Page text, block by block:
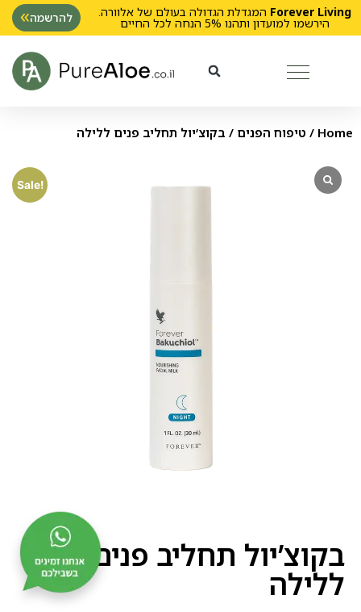
Forever Living המגדלת הגדולה בעולם של אלוורה.
הירשמו למועדון ותהנו 5% הנחה לכל החיים להרשמה
Home
/ טיפוח הפנים / בקוצ’יול תחליב פנים ללילה
Sale!
בקוצ’יול תחליב פנים
ללילה